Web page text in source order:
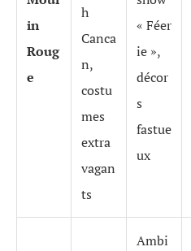
in
Roug
e
h
Canca
n,
costu
mes
extra
vagan
ts
« Féer
ie »,
décor
s
fastue
ux
Ambi